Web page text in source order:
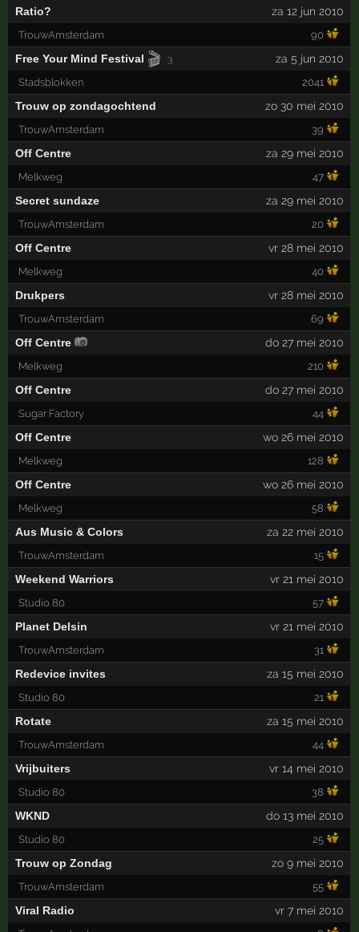
Ratio? za 12 jun 2010
TrouwAmsterdam 90
Free Your Mind Festival 🎬 3 za 5 jun 2010
Stadsblokken 2041
Trouw op zondagochtend zo 30 mei 2010
TrouwAmsterdam 39
Off Centre za 29 mei 2010
Melkweg 47
Secret sundaze za 29 mei 2010
TrouwAmsterdam 20
Off Centre vr 28 mei 2010
Melkweg 40
Drukpers vr 28 mei 2010
TrouwAmsterdam 69
Off Centre do 27 mei 2010
Melkweg 210
Off Centre do 27 mei 2010
Sugar Factory 44
Off Centre wo 26 mei 2010
Melkweg 128
Off Centre wo 26 mei 2010
Melkweg 58
Aus Music & Colors za 22 mei 2010
TrouwAmsterdam 15
Weekend Warriors vr 21 mei 2010
Studio 80 57
Planet Delsin vr 21 mei 2010
TrouwAmsterdam 31
Redevice invites za 15 mei 2010
Studio 80 21
Rotate za 15 mei 2010
TrouwAmsterdam 44
Vrijbuiters vr 14 mei 2010
Studio 80 38
WKND do 13 mei 2010
Studio 80 25
Trouw op Zondag zo 9 mei 2010
TrouwAmsterdam 55
Viral Radio vr 7 mei 2010